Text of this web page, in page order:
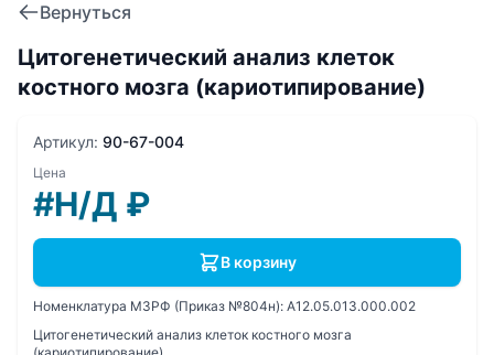
Вернуться
Цитогенетический анализ клеток
костного мозга (кариотипирование)
Артикул: 90-67-004
Цена
#Н/Д ₽
В корзину
Номенклатура МЗРФ (Приказ №804н): A12.05.013.000.002
Цитогенетический анализ клеток костного мозга